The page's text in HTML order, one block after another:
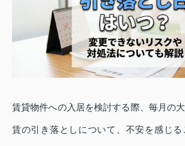
賃貸物件への入居を検討する際、毎月の
賃の引き落としについて、不安を感じ